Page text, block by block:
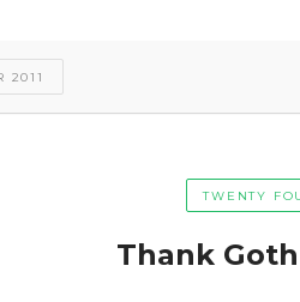
2011
TWENTY
Thank